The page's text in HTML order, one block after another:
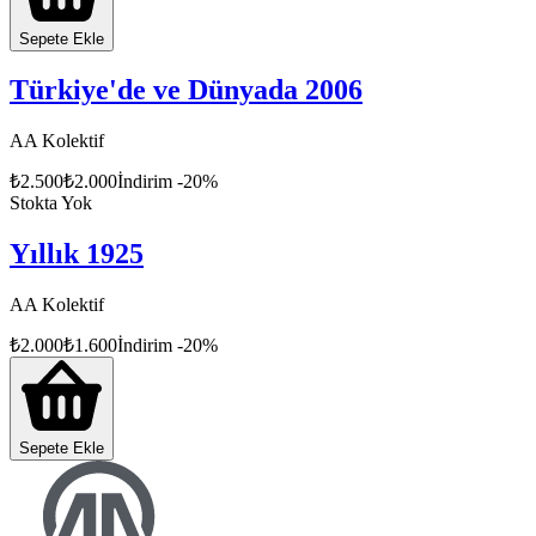
Sepete Ekle
Türkiye'de ve Dünyada 2006
AA Kolektif
₺2.500₺2.000İndirim -20%
Stokta Yok
Yıllık 1925
AA Kolektif
₺2.000₺1.600İndirim -20%
Sepete Ekle